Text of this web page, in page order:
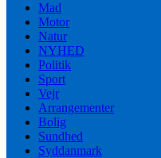
Mad
Motor
Natur
NYHED
Politik
Sport
Vejr
Arrangementer
Bolig
Sundhed
Syddanmark